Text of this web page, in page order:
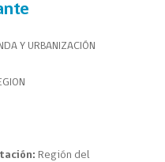
Y URBANIZACIÓN
Región del